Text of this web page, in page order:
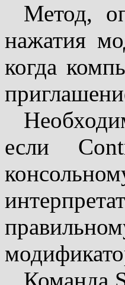
Метод,
нажатия
когда
если